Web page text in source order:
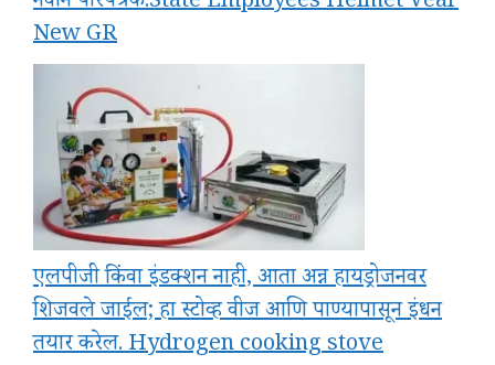
New GR
एलपीजी किंवा इंडक्शन नाही, आता अन्न हायड्रोजनवर
शिजवले जाईल; हा स्टोव्ह वीज आणि पाण्यापासून इंधन
तयार करेल. Hydrogen cooking stove